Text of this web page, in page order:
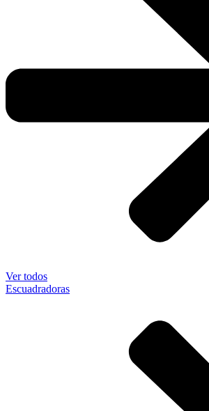
Ver todos
Escuadradoras